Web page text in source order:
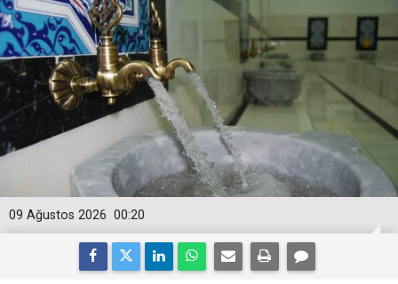
00:20
09 Ağustos 2026